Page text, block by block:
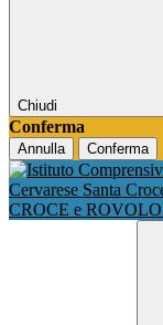
Chiudi
Conferma
Annulla Conferma
Cervarese Santa
CROCE e